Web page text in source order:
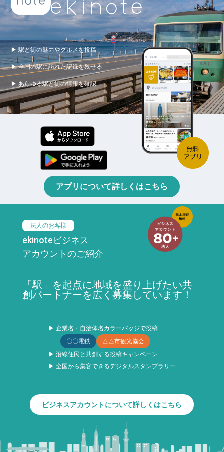
▶ 駅と街の魅力やグルメを投稿
▶ 全国の駅に訪れた記録を残せる
▶ あらゆる駅と街の情報を確認
アプリについて詳しくはこちら
法人のお客様
ekinoteビジネス
アカウントのご紹介
「駅」を起点に地域を盛り上げたい共
創パートナーを広く募集しています！
▶ 企業名・自治体名カラーバッジで投稿
〇〇電鉄
△△市観光協会
▶ 沿線住民と共創する投稿キャンペーン
▶ 全国から集客できるデジタルスタンプラリー
ビジネスアカウントについて詳しくはこちら